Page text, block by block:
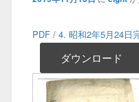
PDF / 4. 昭和2年5月24日
ダウンロード